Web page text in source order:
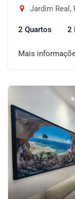
Jardim Real,
2 Quartos 2
Mais